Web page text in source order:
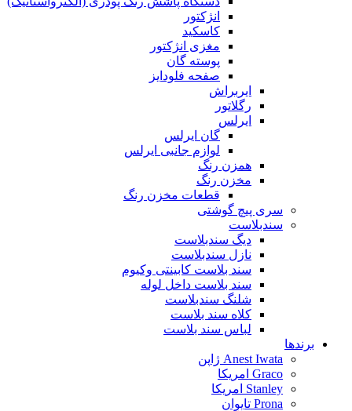
انژکتور
کاسکید
مغزی انژکتور
پوسته گان
صفحه فلودایز
ایربراش
رگلاتور
ایرلس
گان ایرلس
لوازم جانبی ایرلس
همزن رنگ
مخزن رنگ
قطعات مخزن رنگ
سری پیچ گوشتی
سندبلاست
دیگ سندبلاست
نازل سندبلاست
سند بلاست کابینتی وکیوم
سند بلاست داخل لوله
شلنگ سندبلاست
کلاه سند بلاست
لباس سند بلاست
برندها
Anest Iwata ژاپن
Graco امریکا
Stanley امریکا
Prona تایوان